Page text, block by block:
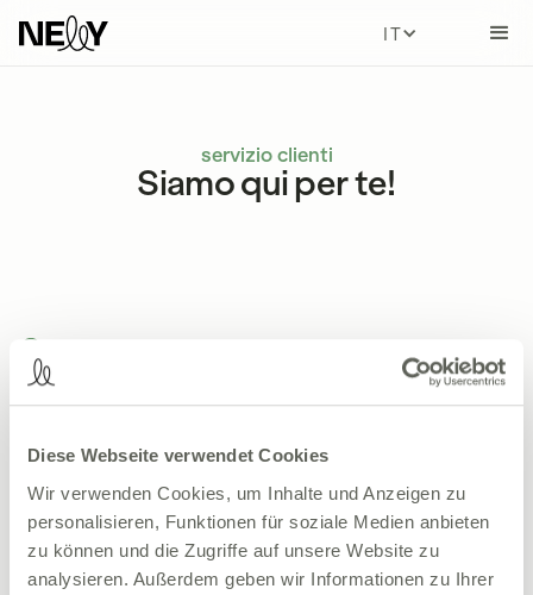
Diese Webseite verwendet Cookies
Wir verwenden Cookies, um Inhalte und Anzeigen zu
personalisieren, Funktionen für soziale Medien anbieten
zu können und die Zugriffe auf unsere Website zu
analysieren. Außerdem geben wir Informationen zu Ihrer
ITALIAN
servizio clienti
Siamo qui per te!
Ecco come puoi contattarci come
paziente:
Dal lunedì al venerdì dalle 9:00 alle 17:00
Per telefono
+39 02 9475 3953